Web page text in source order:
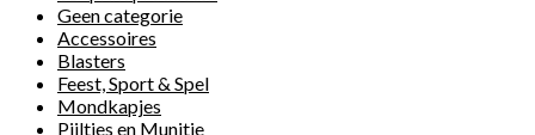
Geen categorie
Accessoires
Blasters
Feest, Sport & Spel
Mondkapjes
Pijltjes en Munitie